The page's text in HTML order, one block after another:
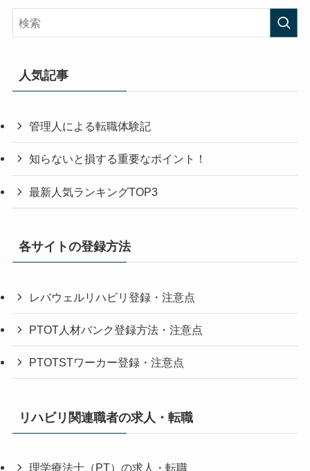
人気記事
管理人による転職体験記
知らないと損する重要なポイント！
最新人気ランキングTOP3
各サイトの登録方法
レバウェルリハビリ登録・注意点
PTOT人材バンク登録方法・注意点
PTOTSTワーカー登録・注意点
リハビリ関連職者の求人・転職
理学療法士（PT）の求人・転職